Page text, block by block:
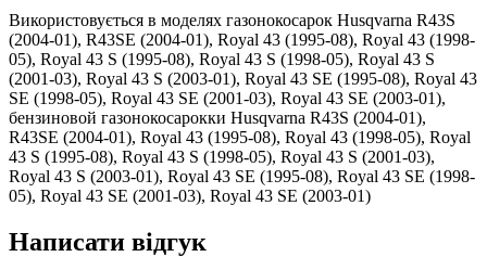
Використовується в моделях газонокосарок Husqvarna R43S
(2004-01), R43SE (2004-01), Royal 43 (1995-08), Royal 43 (1998-
05), Royal 43 S (1995-08), Royal 43 S (1998-05), Royal 43 S
(2001-03), Royal 43 S (2003-01), Royal 43 SE (1995-08), Royal 43
SE (1998-05), Royal 43 SE (2001-03), Royal 43 SE (2003-01),
бензиновой газонокосарокки Husqvarna R43S (2004-01),
R43SE (2004-01), Royal 43 (1995-08), Royal 43 (1998-05), Royal
43 S (1995-08), Royal 43 S (1998-05), Royal 43 S (2001-03),
Royal 43 S (2003-01), Royal 43 SE (1995-08), Royal 43 SE (1998-
05), Royal 43 SE (2001-03), Royal 43 SE (2003-01)
Написати відгук